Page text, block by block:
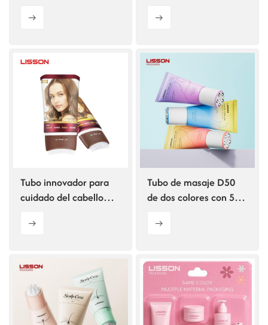
con peine de nailon
Tubo innovador para
cuidado del cabello
de masaje con
Tubo de masaje D50
de dos colores con 5